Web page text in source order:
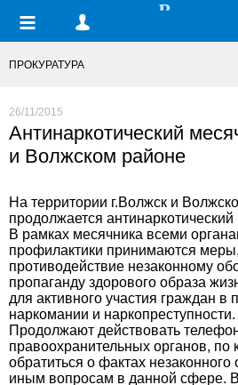
ПРОКУРАТУРА
26/11/2015
Антинаркотический
и Волжском районе
На территории г.Волжск и
продолжается антинаркотический
В рамках месячника всеми
профилактики принимаются
противодействие незаконному
пропаганду здорового образа
для активного участия граждан в
наркомании и наркопреступности.
Продолжают действовать
правоохранительных органов,
обратиться о фактах незаконного
иным вопросам в данной сфере.